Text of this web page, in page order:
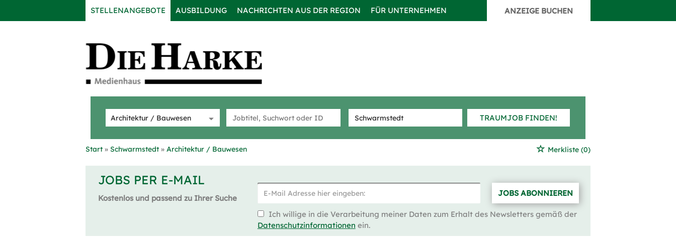
STELLENANGEBOTE AUSBILDUNG NACHRICHTEN AUS DER REGION FÜR UNTERNEHMEN ANZEIGE BUCHEN
TRAUMJOB FINDEN!
Start Schwarmstedt Architektur / Bauwesen Merkliste (0)
JOBS PER E-MAIL
Kostenlos und passend zu Ihrer Suche
JOBS ABONNIEREN
Ich willige in die Verarbeitung meiner Daten zum Erhalt des Newsletters gemäß der
Datenschutzinformationen ein.